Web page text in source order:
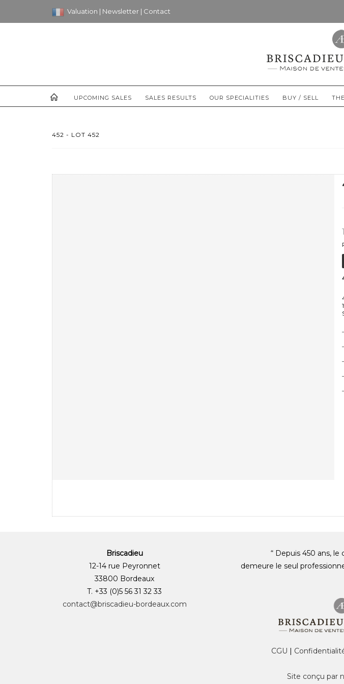
Valuation | Newsletter | Contact
UPCOMING SALES SALES RESULTS OUR SPECIALITIES BUY / SELL
452 - LOT 452
Briscadieu
12-14 rue Peyronnet
33800 Bordeaux
T. +33 (0)5 56 31 32 33
contact@briscadieu-bordeaux.com
“ Depuis 450 ans,
demeure le seul
CGU |
Site conçu par